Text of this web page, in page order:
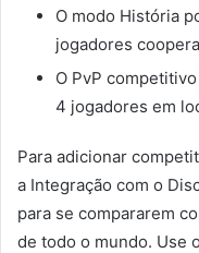
O modo História
jogadores
O PvP
4 jogadores em
Para adicionar
a Integração com o
para se compararem
de todo o mundo. Use